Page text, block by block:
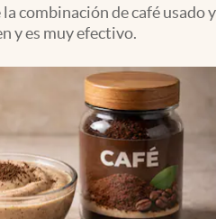
combinación de café usado y
y es muy efectivo.